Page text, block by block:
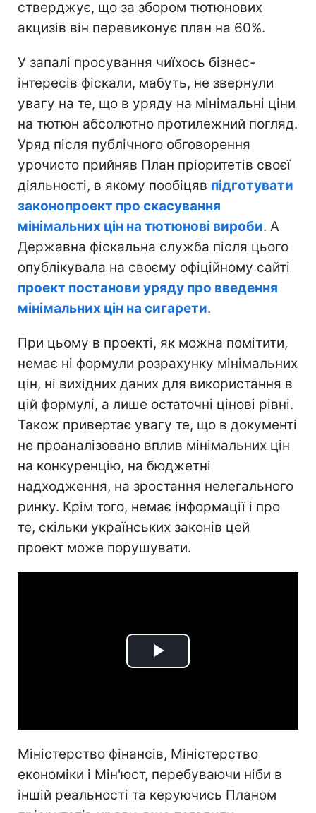
стверджує, що за збором тютюнових
акцизів він перевиконує план на 60%.
У запалі просування чиїхось бізнес-
інтересів фіскали, мабуть, не звернули
увагу на те, що в уряду на мінімальні ціни
на тютюн абсолютно протилежний погляд.
Уряд після публічного обговорення
урочисто прийняв План пріоритетів своєї
діяльності, в якому пообіцяв підготувати
законопроект про скасування
мінімальних цін на тютюнові вироби. А
Державна фіскальна служба після цього
опублікувала на своєму офіційному сайті
проект постанови уряду про введення
мінімальних цін на сигарети.
При цьому в проекті, як можна помітити,
немає ні формули розрахунку мінімальних
цін, ні вихідних даних для використання в
цій формулі, а лише остаточні цінові рівні.
Також привертає увагу те, що в документі
не проаналізовано вплив мінімальних цін
на конкуренцію, на бюджетні
надходження, на зростання нелегального
ринку. Крім того, немає інформації і про
те, скільки українських законів цей
проект може порушувати.
Play
Міністерство фінансів, Міністерство
економіки і Мін'юст, перебуваючи ніби в
іншій реальності та керуючись Планом